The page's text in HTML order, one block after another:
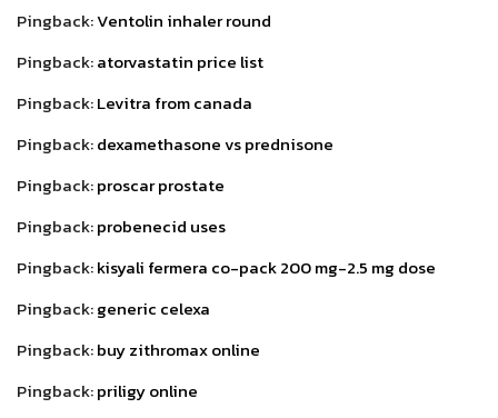
Pingback:Ventolin inhaler round
Pingback:atorvastatin price list
Pingback:Levitra from canada
Pingback:dexamethasone vs prednisone
Pingback:proscar prostate
Pingback:probenecid uses
Pingback:kisyali fermera co-pack 200 mg-2.5 mg dose
Pingback:generic celexa
Pingback:buy zithromax online
Pingback:priligy online